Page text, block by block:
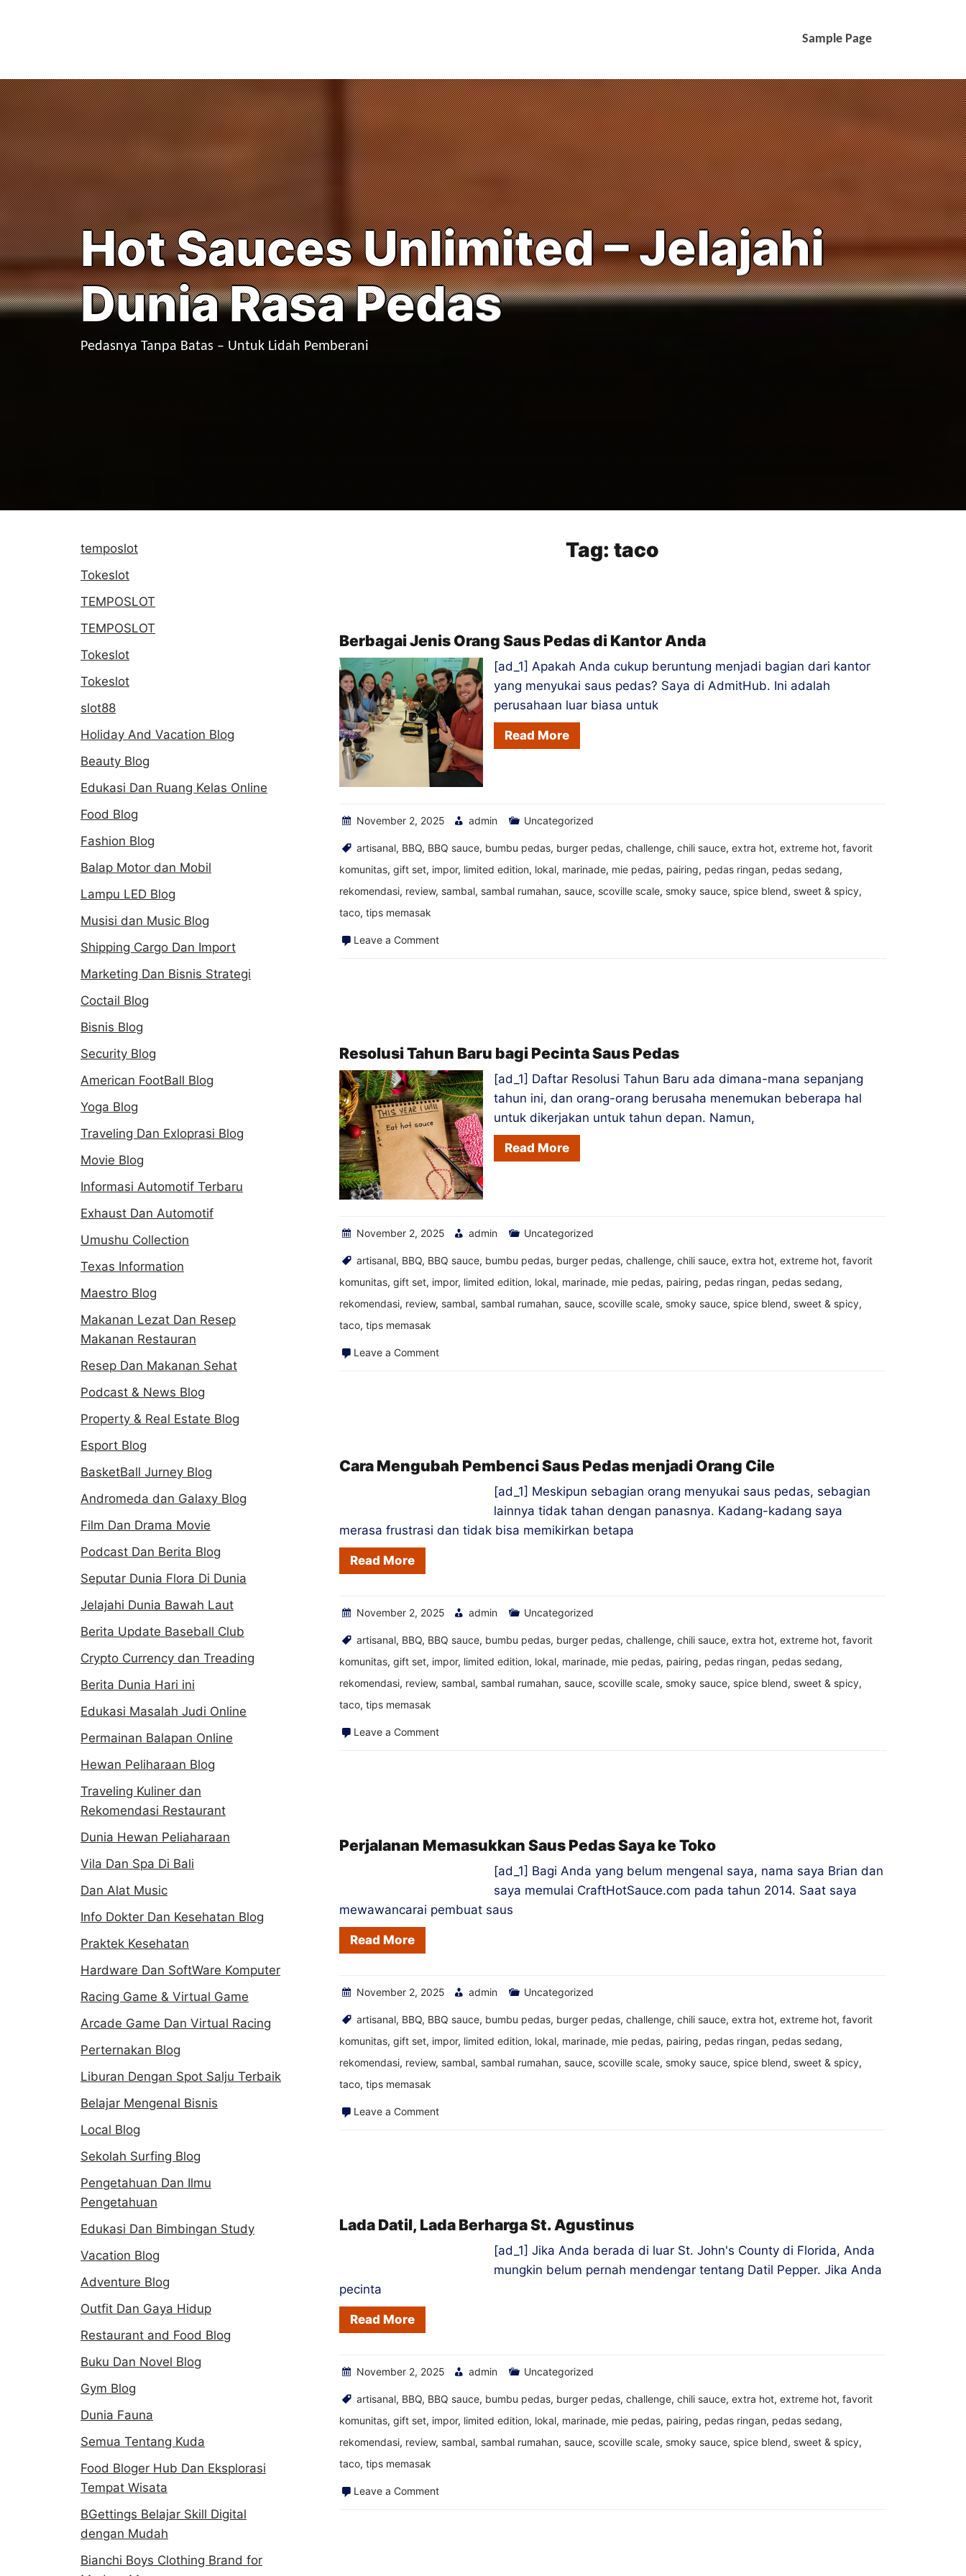
Sample Page
Hot Sauces Unlimited – Jelajahi
Dunia Rasa Pedas
Pedasnya Tanpa Batas – Untuk Lidah Pemberani
Tag: taco
Berbagai Jenis Orang Saus Pedas di Kantor Anda
[ad_1] Apakah Anda cukup beruntung menjadi bagian dari kantor
yang menyukai saus pedas? Saya di AdmitHub. Ini adalah
perusahaan luar biasa untuk
Read More
November 2, 2025 admin Uncategorized
artisanal, BBQ, BBQ sauce, bumbu pedas, burger pedas, challenge, chili sauce, extra hot, extreme hot, favorit
komunitas, gift set, impor, limited edition, lokal, marinade, mie pedas, pairing, pedas ringan, pedas sedang,
rekomendasi, review, sambal, sambal rumahan, sauce, scoville scale, smoky sauce, spice blend, sweet & spicy,
taco, tips memasak
Leave a Commenton
Pedas
di
Kantor
Anda
Resolusi Tahun Baru bagi Pecinta Saus Pedas
[ad_1] Daftar Resolusi Tahun Baru ada dimana-mana sepanjang
tahun ini, dan orang-orang berusaha menemukan beberapa hal
untuk dikerjakan untuk tahun depan. Namun,
Read More
November 2, 2025 admin Uncategorized
artisanal, BBQ, BBQ sauce, bumbu pedas, burger pedas, challenge, chili sauce, extra hot, extreme hot, favorit
komunitas, gift set, impor, limited edition, lokal, marinade, mie pedas, pairing, pedas ringan, pedas sedang,
rekomendasi, review, sambal, sambal rumahan, sauce, scoville scale, smoky sauce, spice blend, sweet & spicy,
taco, tips memasak
Leave a Commenton
Pecinta
Cara Mengubah Pembenci Saus Pedas menjadi Orang Cile
[ad_1] Meskipun sebagian orang menyukai saus pedas, sebagian
lainnya tidak tahan dengan panasnya. Kadang-kadang saya
merasa frustrasi dan tidak bisa memikirkan betapa
Read More
November 2, 2025 admin Uncategorized
artisanal, BBQ, BBQ sauce, bumbu pedas, burger pedas, challenge, chili sauce, extra hot, extreme hot, favorit
komunitas, gift set, impor, limited edition, lokal, marinade, mie pedas, pairing, pedas ringan, pedas sedang,
rekomendasi, review, sambal, sambal rumahan, sauce, scoville scale, smoky sauce, spice blend, sweet & spicy,
taco, tips memasak
Leave a Commenton
Perjalanan Memasukkan Saus Pedas Saya ke Toko
[ad_1] Bagi Anda yang belum mengenal saya, nama saya Brian dan
saya memulai CraftHotSauce.com pada tahun 2014. Saat saya
mewawancarai pembuat saus
Read More
November 2, 2025 admin Uncategorized
artisanal, BBQ, BBQ sauce, bumbu pedas, burger pedas, challenge, chili sauce, extra hot, extreme hot, favorit
komunitas, gift set, impor, limited edition, lokal, marinade, mie pedas, pairing, pedas ringan, pedas sedang,
rekomendasi, review, sambal, sambal rumahan, sauce, scoville scale, smoky sauce, spice blend, sweet & spicy,
taco, tips memasak
Leave a Commenton
Saya
Lada Datil, Lada Berharga St. Agustinus
[ad_1] Jika Anda berada di luar St. John's County di Florida, Anda
mungkin belum pernah mendengar tentang Datil Pepper. Jika Anda
pecinta
Read More
November 2, 2025 admin Uncategorized
artisanal, BBQ, BBQ sauce, bumbu pedas, burger pedas, challenge, chili sauce, extra hot, extreme hot, favorit
komunitas, gift set, impor, limited edition, lokal, marinade, mie pedas, pairing, pedas ringan, pedas sedang,
rekomendasi, review, sambal, sambal rumahan, sauce, scoville scale, smoky sauce, spice blend, sweet & spicy,
taco, tips memasak
Leave a Commenton
temposlot
Tokeslot
TEMPOSLOT
TEMPOSLOT
Tokeslot
Tokeslot
slot88
Holiday And Vacation Blog
Beauty Blog
Edukasi Dan Ruang Kelas Online
Food Blog
Fashion Blog
Balap Motor dan Mobil
Lampu LED Blog
Musisi dan Music Blog
Shipping Cargo Dan Import
Marketing Dan Bisnis Strategi
Coctail Blog
Bisnis Blog
Security Blog
American FootBall Blog
Yoga Blog
Traveling Dan Exloprasi Blog
Movie Blog
Informasi Automotif Terbaru
Exhaust Dan Automotif
Umushu Collection
Texas Information
Maestro Blog
Makanan Lezat Dan Resep
Makanan Restauran
Resep Dan Makanan Sehat
Podcast & News Blog
Property & Real Estate Blog
Esport Blog
BasketBall Jurney Blog
Andromeda dan Galaxy Blog
Film Dan Drama Movie
Podcast Dan Berita Blog
Seputar Dunia Flora Di Dunia
Jelajahi Dunia Bawah Laut
Berita Update Baseball Club
Crypto Currency dan Treading
Berita Dunia Hari ini
Edukasi Masalah Judi Online
Permainan Balapan Online
Hewan Peliharaan Blog
Traveling Kuliner dan
Rekomendasi Restaurant
Dunia Hewan Peliaharaan
Vila Dan Spa Di Bali
Dan Alat Music
Info Dokter Dan Kesehatan Blog
Praktek Kesehatan
Hardware Dan SoftWare Komputer
Racing Game & Virtual Game
Arcade Game Dan Virtual Racing
Perternakan Blog
Liburan Dengan Spot Salju Terbaik
Belajar Mengenal Bisnis
Local Blog
Sekolah Surfing Blog
Pengetahuan Dan Ilmu
Pengetahuan
Edukasi Dan Bimbingan Study
Vacation Blog
Adventure Blog
Outfit Dan Gaya Hidup
Restaurant and Food Blog
Buku Dan Novel Blog
Gym Blog
Dunia Fauna
Semua Tentang Kuda
Food Bloger Hub Dan Eksplorasi
Tempat Wisata
BGettings Belajar Skill Digital
dengan Mudah
Bianchi Boys Clothing Brand for